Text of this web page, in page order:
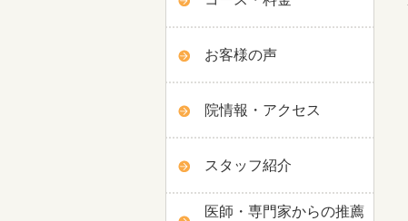
お客様の声
院情報・アクセス
スタッフ紹介
医師・専門家からの推薦